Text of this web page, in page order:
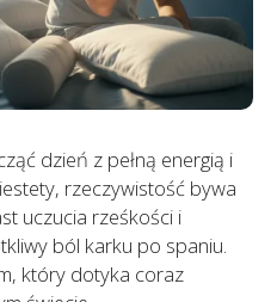
dzień z pełną energią i
rzeczywistość bywa
uczucia rześkości i
ból karku po spaniu.
który dotyka coraz